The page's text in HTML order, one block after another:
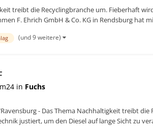
treibt die Recyclingbranche um. Fieberhaft
F. Ehrich GmbH & Co. KG in Rendsburg hat
(und 9 weitere)
in Fuchs
- Das Thema Nachhaltigkeit treibt
justiert, um den Diesel auf lange Sicht zu